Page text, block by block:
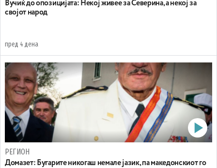
Вучиќ до опозицијата: Некој живее за Северина, а некој за
својот народ
пред 4 дена
РЕГИОН
Домазет: Бугарите никогаш немале јазик, па македонскиот го